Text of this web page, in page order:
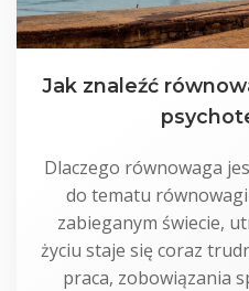
Jak znaleźć
Dlaczego równowaga
do tematu równowagi
zabieganym świecie,
życiu staje się coraz
praca, zobowiązania